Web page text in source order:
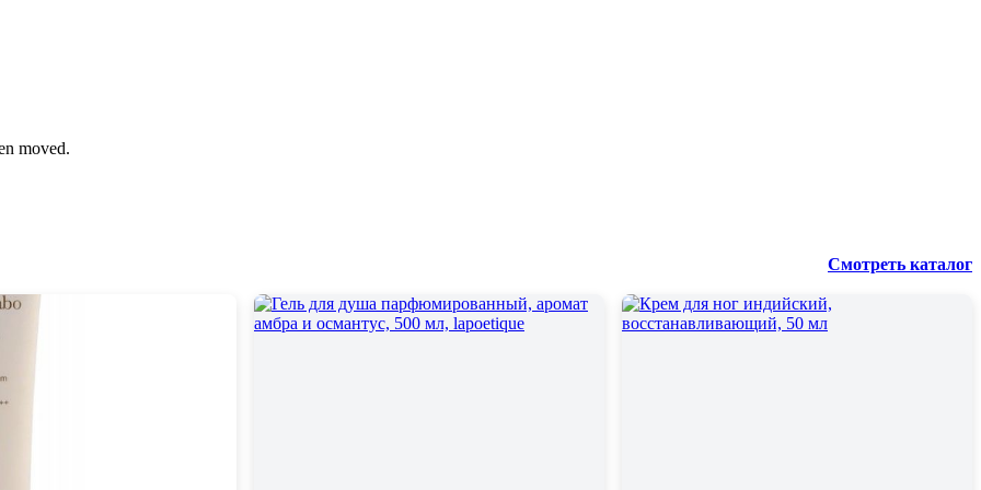
moved.
Смотреть каталог